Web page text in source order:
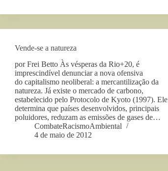
Vende-se a natureza
por Frei Betto Às vésperas da Rio+20, é
imprescindível denunciar a nova ofensiva
do capitalismo neoliberal: a mercantilização da
natureza. Já existe o mercado de carbono,
estabelecido pelo Protocolo de Kyoto (1997). Ele
determina que países desenvolvidos, principais
poluidores, reduzam as emissões de gases de…
CombateRacismoAmbiental
4 de maio de 2012